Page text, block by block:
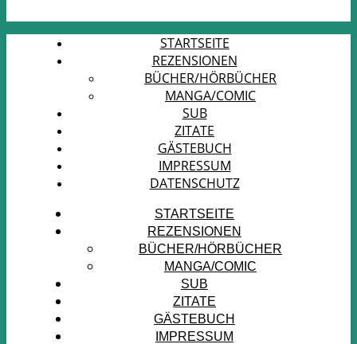
STARTSEITE
REZENSIONEN
BÜCHER/HÖRBÜCHER
MANGA/COMIC
SUB
ZITATE
GÄSTEBUCH
IMPRESSUM
DATENSCHUTZ
STARTSEITE
REZENSIONEN
BÜCHER/HÖRBÜCHER
MANGA/COMIC
SUB
ZITATE
GÄSTEBUCH
IMPRESSUM